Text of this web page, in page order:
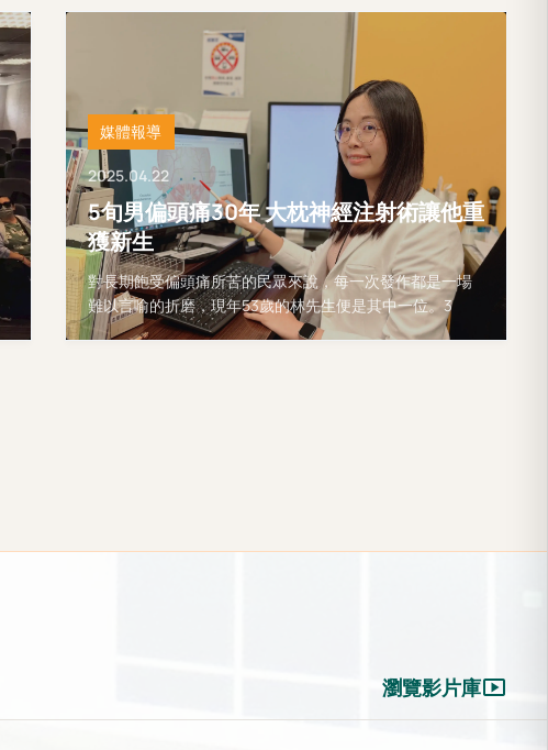
媒體報導
2025.04.22
5旬男偏頭痛30年 大枕神經注射術讓他重
獲新生
對長期飽受偏頭痛所苦的民眾來說，每一次發作都是一場
難以言喻的折磨，現年53歲的林先生便是其中一位。3
瀏覽影片庫smart_display